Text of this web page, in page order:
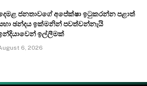
ජනතාවගේ අපේක්ෂා ඉටුකරන්න පළාත්
ඡන්දය ඉක්මනින් පවත්වන්නැයි
ඉල්ලීමක්
6, 2026